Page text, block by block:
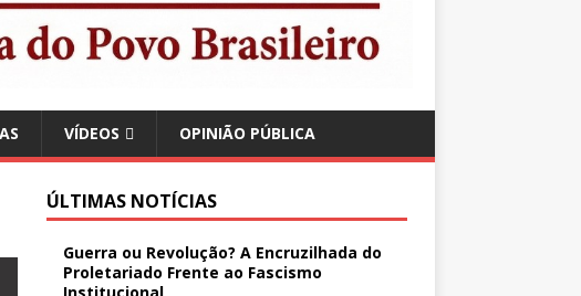
VÍDEOS OPINIÃO PÚBLICA
ÚLTIMAS NOTÍCIAS
Guerra ou Revolução? A Encruzilhada do
Proletariado Frente ao Fascismo